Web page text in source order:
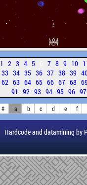
1 2 3 4 5 7 8 9 10
33 34 35 36 37 38 39
62 63 64 65 66 67 68
91 92 93 94 95 96
# a b c d e f
Hardcode and datamining by